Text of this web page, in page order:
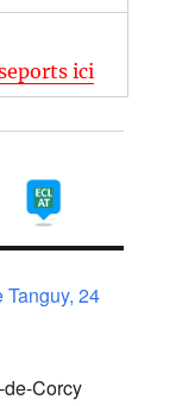
ici
Tanguy, 24
Corcy